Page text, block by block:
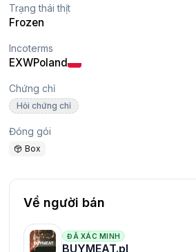
Trạng thái thịt
Frozen
Incoterms
EXWPoland
Chứng chỉ
Hỏi chứng chỉ
Đóng gói
Box
Về người bán
ĐÃ XÁC MINH
BUYMEAT.pl